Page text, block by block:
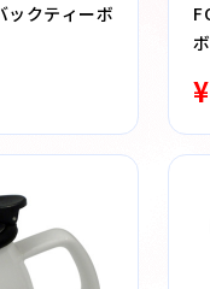
ックティーボ